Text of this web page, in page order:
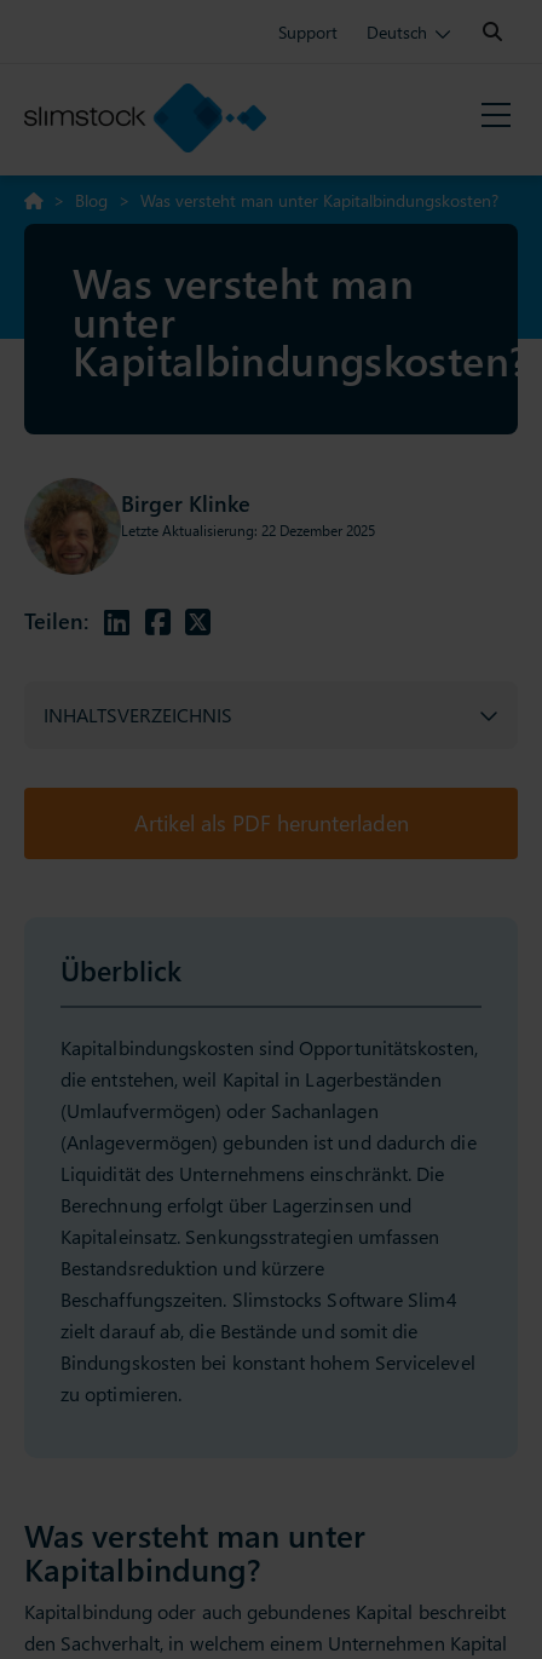
Support Deutsch
Search:
> Blog > Was versteht man unter Kapitalbindungskosten?
Was versteht man
unter
Kapitalbindungskosten?
Teilen:
Birger Klinke
Letzte Aktualisierung: 22 Dezember 2025
INHALTSVERZEICHNIS
Artikel als PDF herunterladen
Überblick
Kapitalbindungskosten sind Opportunitätskosten,
die entstehen, weil Kapital in Lagerbeständen
(Umlaufvermögen) oder Sachanlagen
(Anlagevermögen) gebunden ist und dadurch die
Liquidität des Unternehmens einschränkt. Die
Berechnung erfolgt über Lagerzinsen und
Kapitaleinsatz. Senkungsstrategien umfassen
Bestandsreduktion und kürzere
Beschaffungszeiten. Slimstocks Software Slim4
zielt darauf ab, die Bestände und somit die
Bindungskosten bei konstant hohem Servicelevel
zu optimieren.
Was versteht man unter
Kapitalbindung?
Kapitalbindung oder auch gebundenes Kapital beschreibt
den Sachverhalt, in welchem einem Unternehmen Kapital